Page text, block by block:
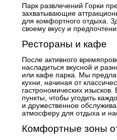
Парк развлечений Горки
захватывающие
для комфортного отдыха.
своему вкусу и
Рестораны и кафе
После активного
насладиться вкусной и
или кафе парка. Мы
кухни, начиная от
гастрономических
пункты, чтобы угодить
и дружественное
атмосферу для отдыха и
Комфортные зоны